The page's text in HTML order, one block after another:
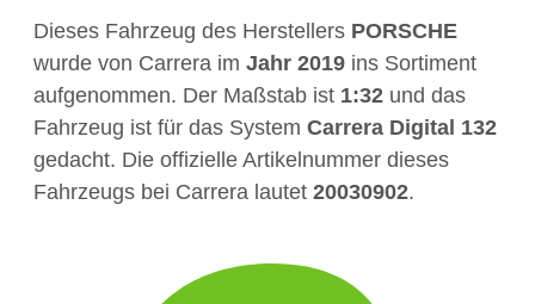
Dieses Fahrzeug des Herstellers PORSCHE
wurde von Carrera im Jahr 2019 ins Sortiment
aufgenommen. Der Maßstab ist 1:32 und das
Fahrzeug ist für das System Carrera Digital 132
gedacht. Die offizielle Artikelnummer dieses
Fahrzeugs bei Carrera lautet 20030902.